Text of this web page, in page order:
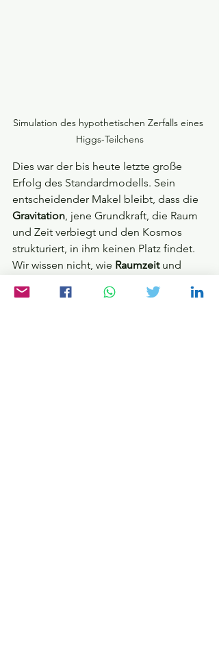
Simulation des hypothetischen Zerfalls eines
Higgs-Teilchens
Dies war der bis heute letzte große
Erfolg des Standardmodells. Sein
entscheidender Makel bleibt, dass die
Gravitation , jene Grundkraft, die Raum
und Zeit verbiegt und den Kosmos
strukturiert, in ihm keinen Platz findet.
Wir wissen nicht, wie Raumzeit und
Physik eingebunden sind. Seit einem